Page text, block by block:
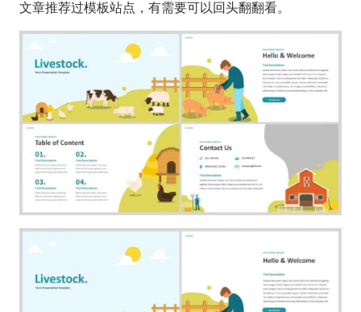
文章推荐过模板站点，有需要可以回头翻翻看。